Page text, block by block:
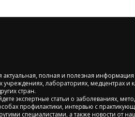
актуальная, полная и полезная
учреждениях, лабораториях, медцентрах и
стран.
экспертные статьи о заболеваниях,
профилактики, интервью с
специалистами, а также новости от